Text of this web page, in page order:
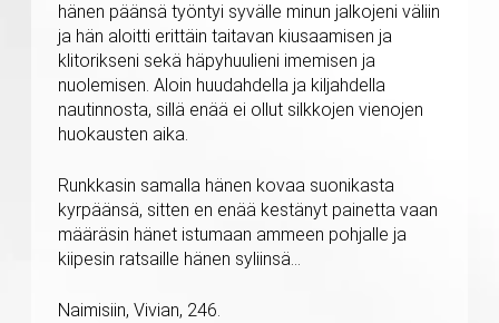
hänen päänsä työntyi syvälle minun jalkojeni väliin
ja hän aloitti erittäin taitavan kiusaamisen ja
klitorikseni sekä häpyhuulieni imemisen ja
nuolemisen. Aloin huudahdella ja kiljahdella
nautinnosta, sillä enää ei ollut silkkojen vienojen
huokausten aika.
Runkkasin samalla hänen kovaa suonikasta
kyrpäänsä, sitten en enää kestänyt painetta vaan
määräsin hänet istumaan ammeen pohjalle ja
kiipesin ratsaille hänen syliinsä…
Naimisiin, Vivian, 246.